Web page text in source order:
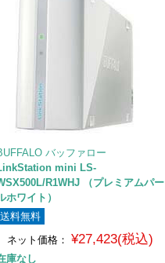
バッファロー
mini LS-
R1WHJ （プレミアムパー
ホワイト）
送料無料
ネット価格： ¥27,423(税込)
庫なし